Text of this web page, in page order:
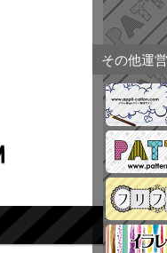
その他運